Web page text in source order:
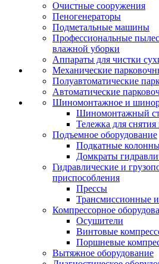
Очистные сооружения
Пеногенераторы
Подметальные машины
Профессиональные
влажной уборки
Аппараты для чистки
Механические
Полуавтоматические
Автоматические
Шиномонтажное и
Шиномонтажный
Тележка для
Подъемное оборудование
Подкатные
Домкраты
Гидравлические и
приспособления
Прессы
Трансмиссионные
Компрессорное
Осушители
Винтовые
Поршневые
Вытяжное оборудование